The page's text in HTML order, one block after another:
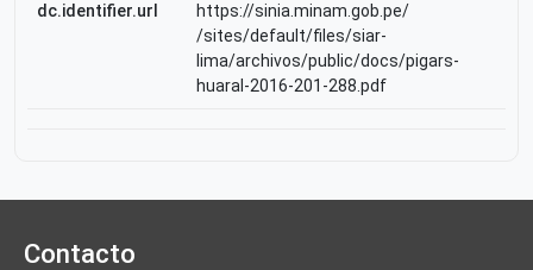
dc.identifier.url
https://sinia.minam.gob.pe/
/sites/default/files/siar-
lima/archivos/public/docs/pigars-
huaral-2016-201-288.pdf
Contacto